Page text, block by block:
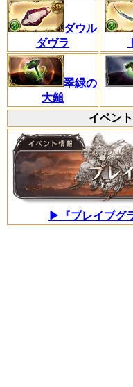
ダウル
ダヴラ
翠緑の
大鎚
イベン
▶『ブレイブグ